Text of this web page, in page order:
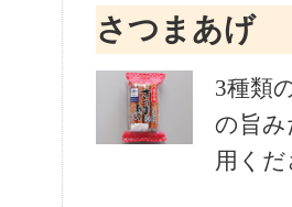
さつまあげ
3種類
の旨
用く